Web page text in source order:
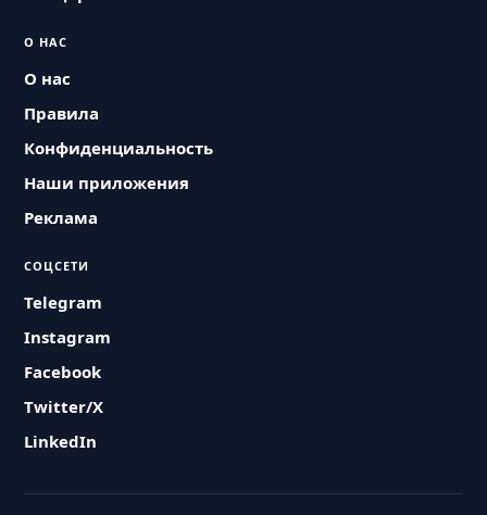
О НАС
О нас
Правила
Конфиденциальность
Наши приложения
Реклама
СОЦСЕТИ
Telegram
Instagram
Facebook
Twitter/X
LinkedIn